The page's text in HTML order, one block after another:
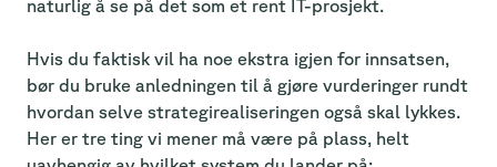
naturlig å se på det som et rent IT-prosjekt.
Hvis du faktisk vil ha noe ekstra igjen for innsatsen,
bør du bruke anledningen til å gjøre vurderinger rundt
hvordan selve strategirealiseringen også skal lykkes.
Her er tre ting vi mener må være på plass, helt